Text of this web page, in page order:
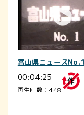
富山県ニュースNo.1
00:04:25
再生回数：448